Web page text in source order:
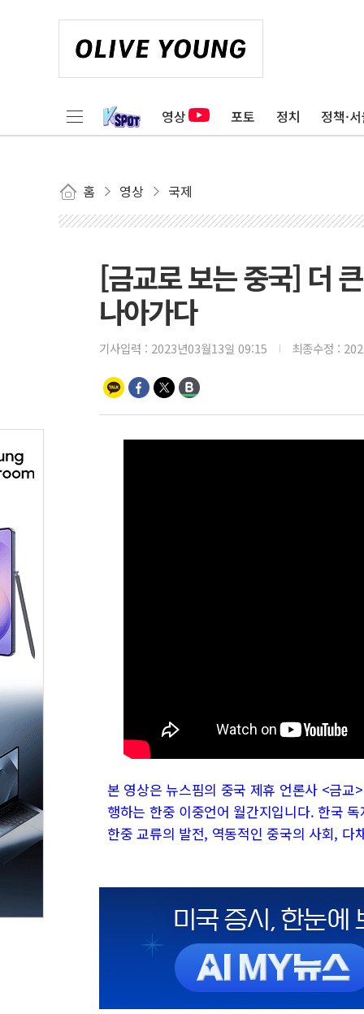
영상 포토 정치 정책·
홈 영상 국제
[금교로 보는 중국] 더
나아가다
기사입력 : 2023년03월13일 09:15 최종수정 :
본 영상은 뉴스핌의 중국 제휴 언론사 <금
행하는 한중 이중언어 월간지입니다. 한국
한중 교류의 발전, 역동적인 중국의 사회, 다